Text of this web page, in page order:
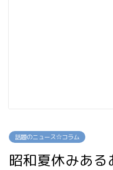
話題のニュース☆コラム
昭和夏休みある